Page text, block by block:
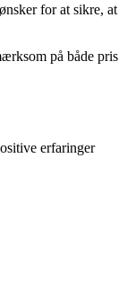
for at sikre, at
på både pris
erfaringer